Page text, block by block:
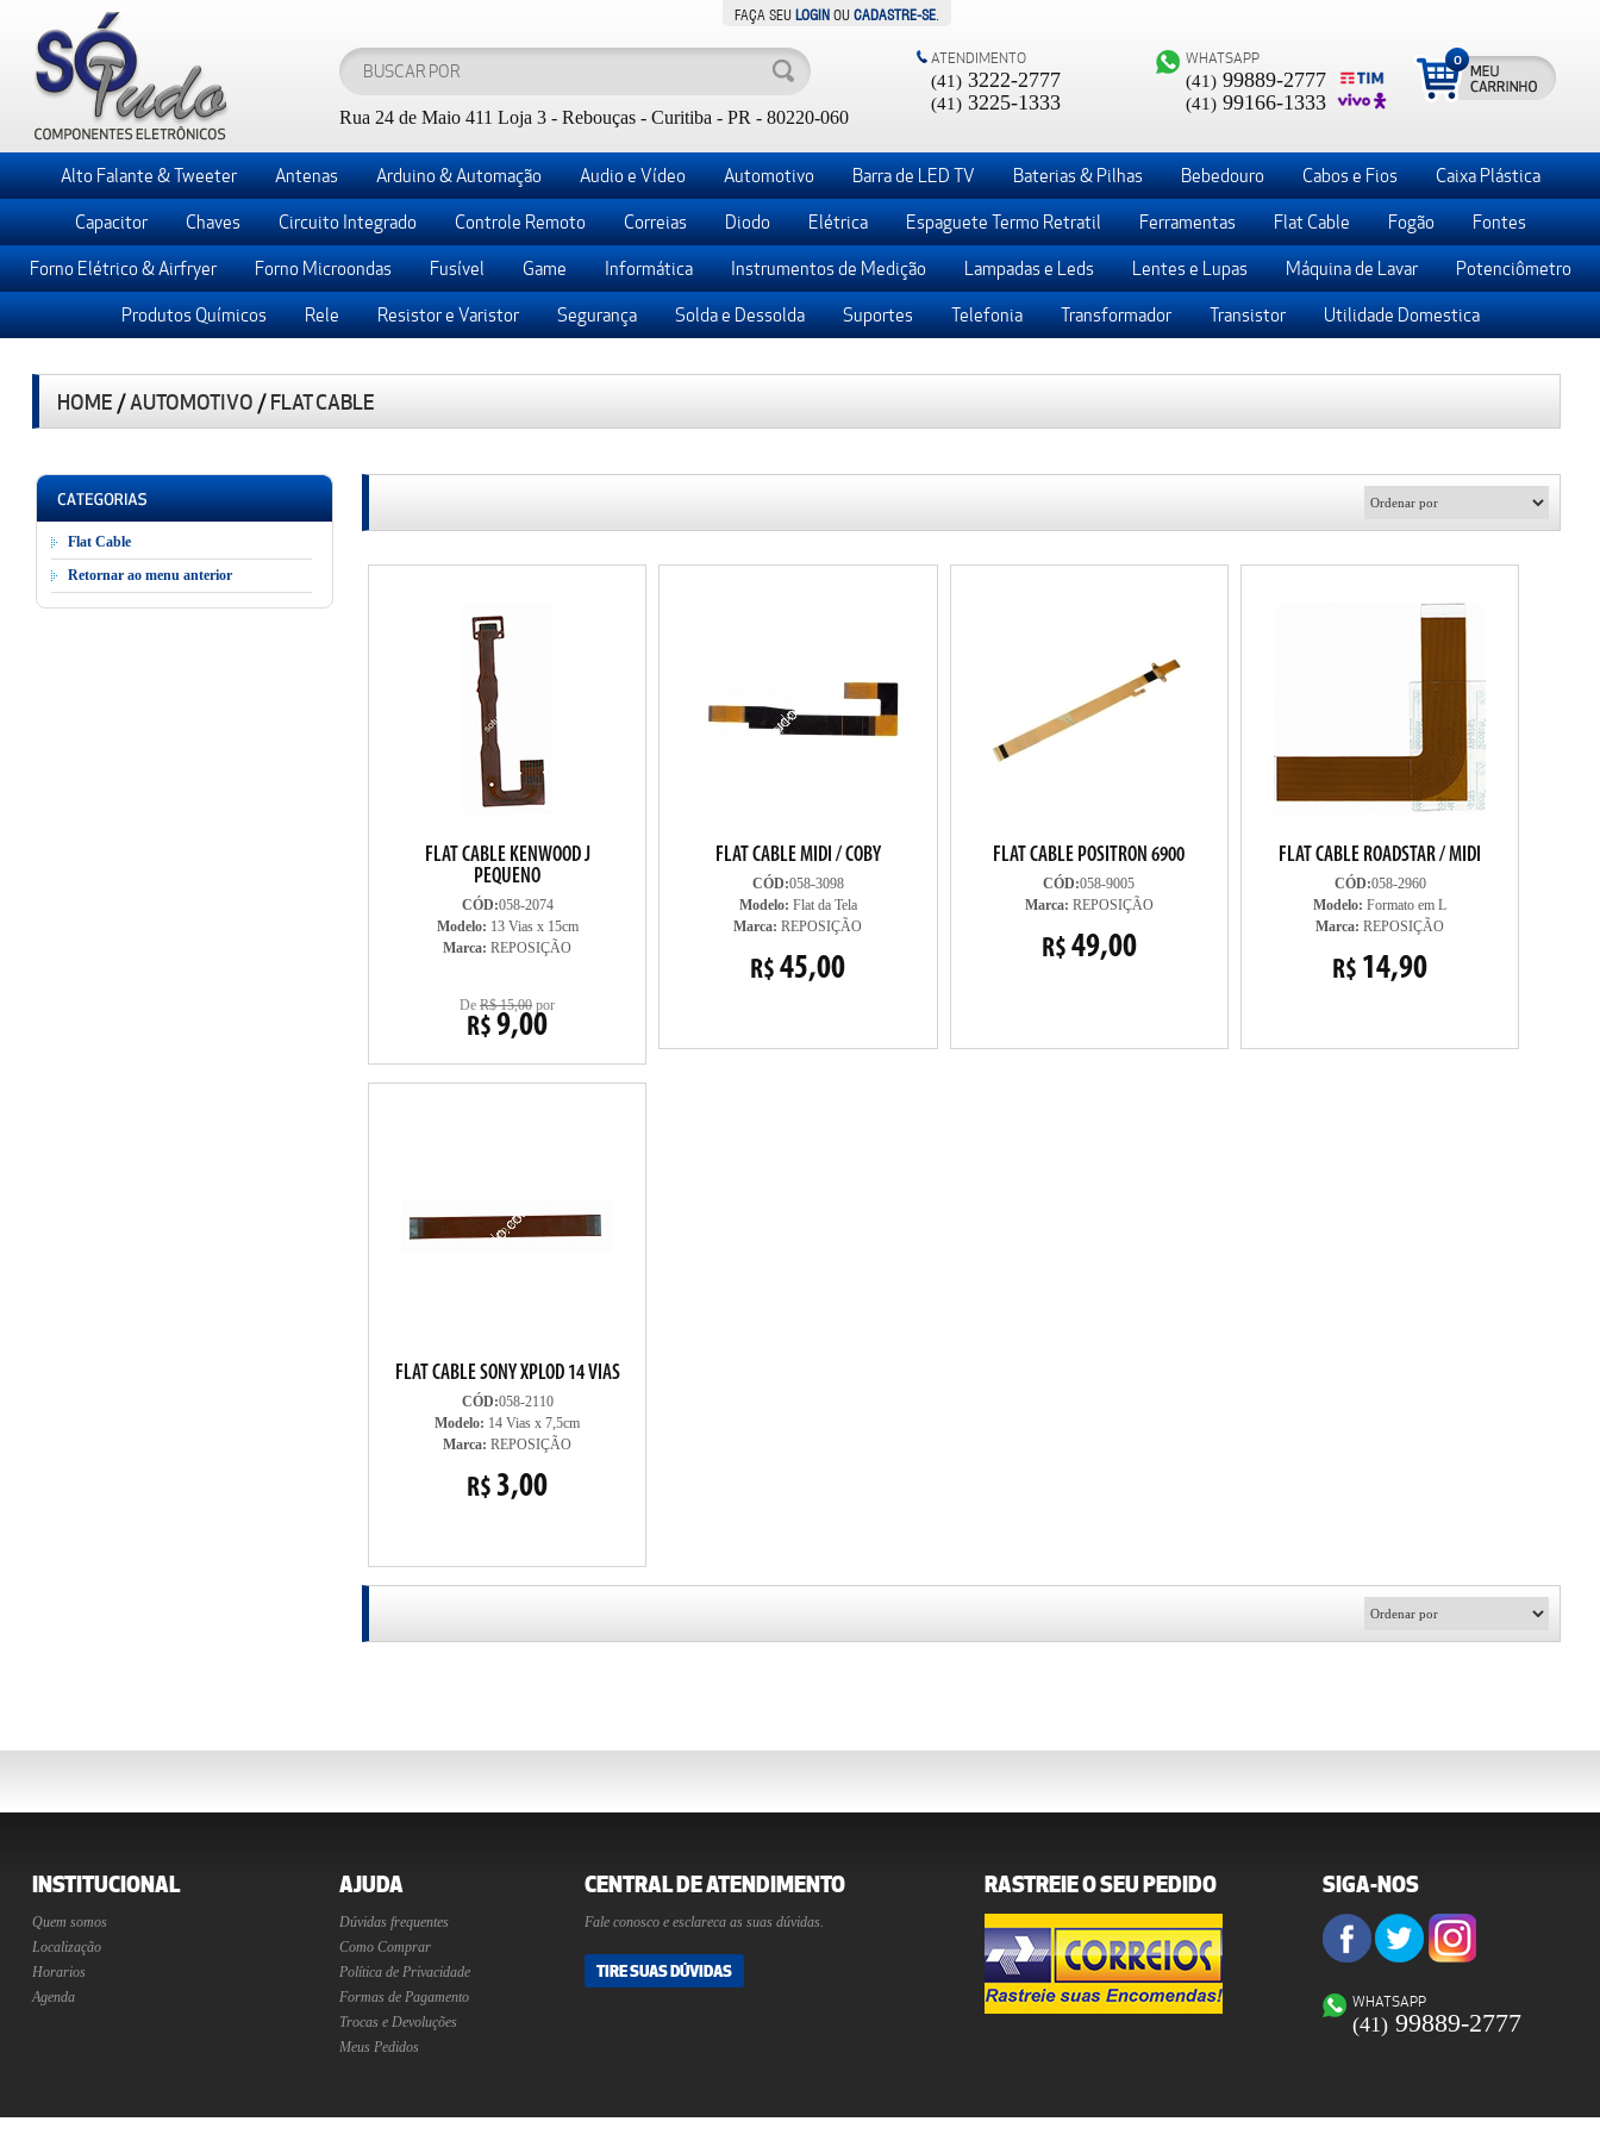
FAÇA SEU LOGIN OUCADASTRE-SE
Rua 24 de Maio 411 Loja 3 - Rebouças - Curitiba - PR - 80220-060
ATENDIMENTO
(41) 3222-2777
(41) 3225-1333
WHATSAPP
(41) 99889-2777
(41) 99166-1333
0
Alto Falante & Tweeter Antenas Arduino & Automação Audio e Vídeo Automotivo Barra de LED TV Baterias & Pilhas Bebedouro Cabos e Fios Caixa Plástica
Capacitor Chaves Circuito Integrado Controle Remoto Correias Diodo Elétrica Espaguete Termo Retratil Ferramentas Flat Cable Fogão Fontes
Forno Elétrico & Airfryer Forno Microondas Fusível Game Informática Instrumentos de Medição Lampadas e Leds Lentes e Lupas Máquina de Lavar Potenciômetro
Produtos Químicos Rele Resistor e Varistor Segurança Solda e Dessolda Suportes Telefonia Transformador Transistor Utilidade Domestica
HOME /AUTOMOTIVO /FLAT CABLE
Flat Cable
Retornar ao menu anterior
FLAT CABLE KENWOOD J
PEQUENO
CÓD:058-2074
Modelo: 13 Vias x 15cm
Marca: REPOSIÇÃO
DeR$ 15,00 por
R$ 9,00
FLAT CABLE MIDI / COBY
CÓD:058-3098
Modelo: Flat da Tela
Marca: REPOSIÇÃO
R$ 45,00
FLAT CABLE POSITRON 6900
CÓD:058-9005
Marca: REPOSIÇÃO
R$ 49,00
FLAT CABLE ROADSTAR / MIDI
CÓD:058-2960
Modelo: Formato em L
Marca: REPOSIÇÃO
R$ 14,90
FLAT CABLE SONY XPLOD 14 VIAS
CÓD:058-2110
Modelo: 14 Vias x 7,5cm
Marca: REPOSIÇÃO
R$ 3,00
INSTITUCIONAL
Quem somos
Localização
Horarios
Agenda
AJUDA
Dúvidas frequentes
Como Comprar
Política de Privacidade
Formas de Pagamento
Trocas e Devoluções
Meus Pedidos
CENTRAL DE ATENDIMENTO
Fale conosco e esclareca as suas dúvidas.
TIRE SUAS DÚVIDAS
RASTREIE O SEU PEDIDO SIGA-NOS
WHATSAPP
(41)99889-2777